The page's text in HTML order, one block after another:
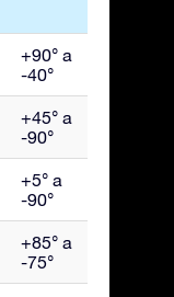
+90° a
-40°
+45° a
-90°
+5° a
-90°
+85° a
-75°